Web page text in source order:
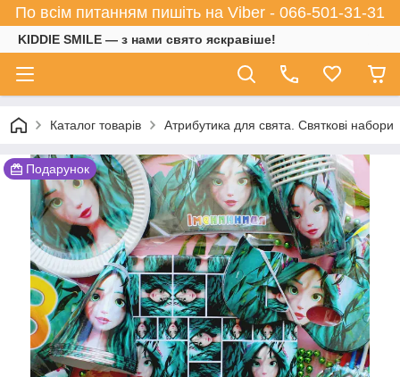
По всім питанням пишіть на Viber - 066-501-31-31
KIDDIE SMILE — з нами свято яскравіше!
Каталог товарів Атрибутика для свята. Святкові набори
Подарунок